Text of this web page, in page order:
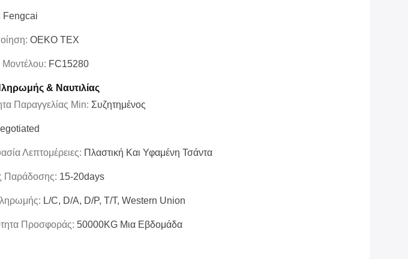
Fengcai
OEKO TEX
Μοντέλου: FC15280
& Ναυτιλίας
Παραγγελίας Min: Συζητημένος
Λεπτομέρειες: Πλαστική Και Υφαμένη Τσάντα
Παράδοσης: 15-20days
L/C, D/A, D/P, T/T, Western Union
Προσφοράς: 50000KG Μια Εβδομάδα